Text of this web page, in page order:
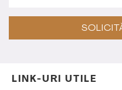
LINK-URI UTILE